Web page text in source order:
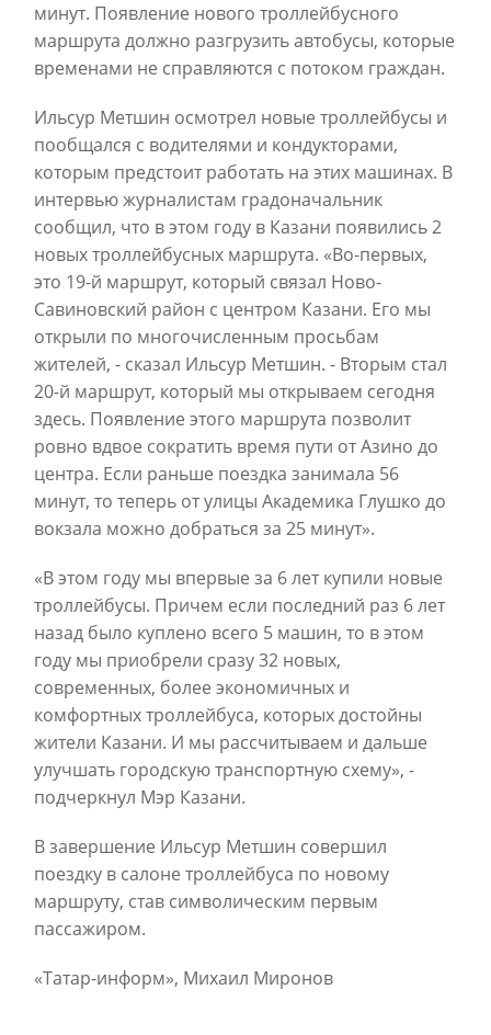
минут. Появление нового троллейбусного
маршрута должно разгрузить автобусы, которые
временами не справляются с потоком граждан.
Ильсур Метшин осмотрел новые троллейбусы и
пообщался с водителями и кондукторами,
которым предстоит работать на этих машинах. В
интервью журналистам градоначальник
сообщил, что в этом году в Казани появились 2
новых троллейбусных маршрута. «Во-первых,
это 19-й маршрут, который связал Ново-
Савиновский район с центром Казани. Его мы
открыли по многочисленным просьбам
жителей, - сказал Ильсур Метшин. - Вторым стал
20-й маршрут, который мы открываем сегодня
здесь. Появление этого маршрута позволит
ровно вдвое сократить время пути от Азино до
центра. Если раньше поездка занимала 56
минут, то теперь от улицы Академика Глушко до
вокзала можно добраться за 25 минут».
«В этом году мы впервые за 6 лет купили новые
троллейбусы. Причем если последний раз 6 лет
назад было куплено всего 5 машин, то в этом
году мы приобрели сразу 32 новых,
современных, более экономичных и
комфортных троллейбуса, которых достойны
жители Казани. И мы рассчитываем и дальше
улучшать городскую транспортную схему», -
подчеркнул Мэр Казани.
В завершение Ильсур Метшин совершил
поездку в салоне троллейбуса по новому
маршруту, став символическим первым
пассажиром.
«Татар-информ», Михаил Миронов